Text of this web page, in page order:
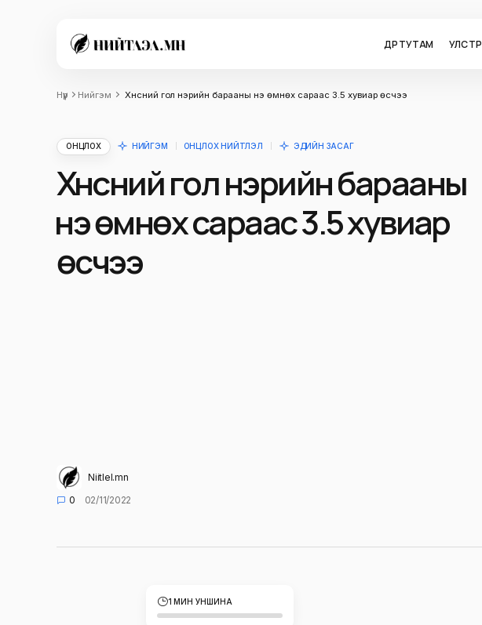
ӨДӨР ТУТАМ УЛС ТӨР
Нүүр Нийгэм Хүнсний гол нэрийн барааны үнэ өмнөх сараас 3.5 хувиар өсчээ
ОНЦЛОХ НИЙГЭМ ОНЦЛОХ НИЙТЛЭЛ ЭДИЙН ЗАСАГ
Хүнсний гол нэрийн барааны
үнэ өмнөх сараас 3.5 хувиар
өсчээ
Niitlel.mn
0
02/11/2022
1 МИН УНШИНА